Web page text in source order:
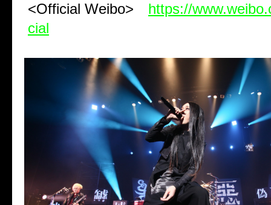
<Official Weibo> https://
cial